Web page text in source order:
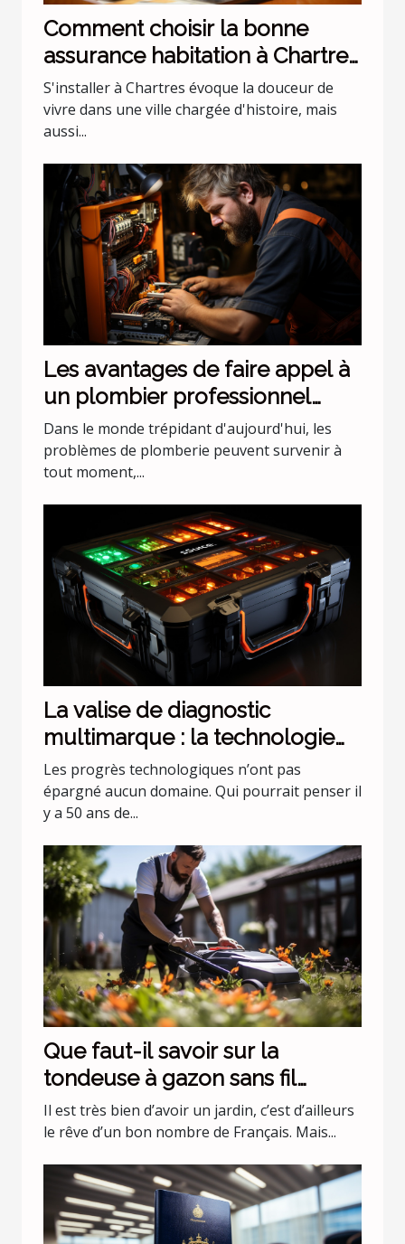
Comment choisir la bonne
assurance habitation à Chartres
?
S'installer à Chartres évoque la douceur de
vivre dans une ville chargée d'histoire, mais
aussi...
Les avantages de faire appel à
un plombier professionnel
pour les urgences nocturnes
Dans le monde trépidant d'aujourd'hui, les
problèmes de plomberie peuvent survenir à
tout moment,...
La valise de diagnostic
multimarque : la technologie
évolue !
Les progrès technologiques n’ont pas
épargné aucun domaine. Qui pourrait penser il
y a 50 ans de...
Que faut-il savoir sur la
tondeuse à gazon sans fil
batterie 36 v Black+Decker
CLMA4820L2-QW ?
Il est très bien d’avoir un jardin, c’est d’ailleurs
le rêve d’un bon nombre de Français. Mais...